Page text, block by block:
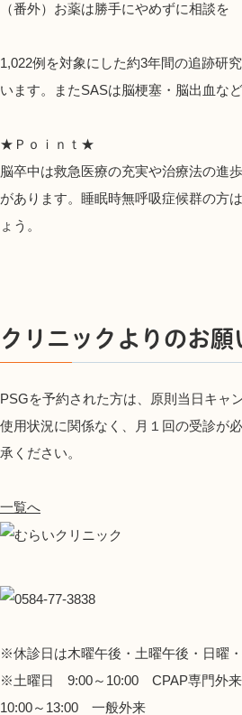
（番外）お薬は勝手にやめずに相談を
1,022例を対象にした約3年間の追跡研
います。またSASは脳梗塞・脳出血な
★Ｐｏｉｎｔ ★
脳卒中は救急医療の充実や治療法の進
があります。睡眠時無呼吸症候群の方
ょう。
クリニックよりのお願
PSGを予約された方は、原則当日キャ
使用状況に関係なく、月１回の受診が
承ください。
一覧へ
※休診日は木曜午後・土曜午後・日曜
※土曜日 9:00～10:00 CPAP専門外
10:00～13:00 一般外来